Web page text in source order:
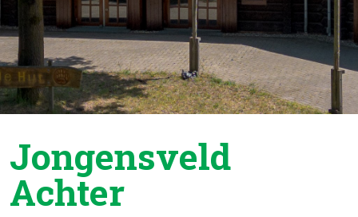
Jongensveld
Achter